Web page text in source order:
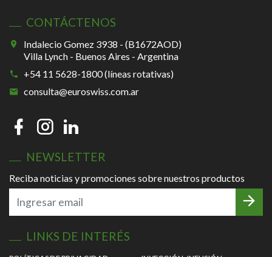
CONTÁCTENOS
Indalecio Gomez 3938 - (B1672AOD)
Villa Lynch - Buenos Aires - Argentina
+54 11 5628-1800 (líneas rotativas)
consulta@euroswiss.com.ar
NEWSLETTER
Reciba noticias y promociones sobre nuestros productos
LINKS DE INTERÉS